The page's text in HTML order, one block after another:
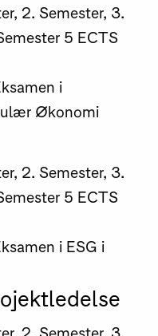
2. Semester, 3.
5 ECTS
i
Økonomi
2. Semester, 3.
5 ECTS
i ESG i
2. Semester, 3.